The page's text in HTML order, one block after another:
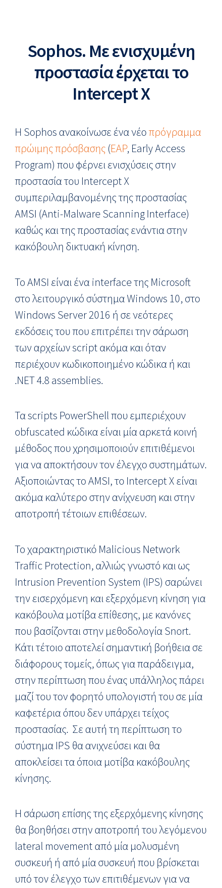
Sophos. Με ενισχυμένη
προστασία έρχεται το
Intercept X
Η Sophos ανακοίνωσε ένα νέοπρόγραμμα
πρώιμης πρόσβασης (EAP, Early Access
Program) που φέρνει ενισχύσεις στην
προστασία του Intercept X
συμπεριλαμβανομένης της προστασίας
AMSI (Anti-Malware Scanning Interface)
καθώς και της προστασίας ενάντια στην
κακόβουλη δικτυακή κίνηση.
Το AMSI είναι ένα interface της Microsoft
στο λειτουργικό σύστημα Windows 10, στο
Windows Server 2016 ή σε νεότερες
εκδόσεις του που επιτρέπει την σάρωση
των αρχείων script ακόμα και όταν
περιέχουν κωδικοποιημένο κώδικα ή και
.NET 4.8 assemblies.
Τα scripts PowerShell που εμπεριέχουν
obfuscated κώδικα είναι μία αρκετά κοινή
μέθοδος που χρησιμοποιούν επιτιθέμενοι
για να αποκτήσουν τον έλεγχο συστημάτων.
Αξιοποιώντας το AMSI, το Intercept X είναι
ακόμα καλύτερο στην ανίχνευση και στην
αποτροπή τέτοιων επιθέσεων.
Το χαρακτηριστικό Malicious Network
Traffic Protection, αλλιώς γνωστό και ως
Intrusion Prevention System (IPS) σαρώνει
την εισερχόμενη και εξερχόμενη κίνηση για
κακόβουλα μοτίβα επίθεσης, με κανόνες
που βασίζονται στην μεθοδολογία Snort.
Κάτι τέτοιο αποτελεί σημαντική βοήθεια σε
διάφορους τομείς, όπως για παράδειγμα,
στην περίπτωση που ένας υπάλληλος πάρει
μαζί του τον φορητό υπολογιστή του σε μία
καφετέρια όπου δεν υπάρχει τείχος
προστασίας. Σε αυτή τη περίπτωση το
σύστημα IPS θα ανιχνεύσει και θα
αποκλείσει τα όποια μοτίβα κακόβουλης
κίνησης.
Η σάρωση επίσης της εξερχόμενης κίνησης
θα βοηθήσει στην αποτροπή του λεγόμενου
lateral movement από μία μολυσμένη
συσκευή ή από μία συσκευή που βρίσκεται
υπό τον έλεγχο των επιτιθέμενων για να